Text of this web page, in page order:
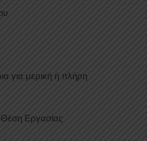
για μερική ή πλήρη
Εργασίας